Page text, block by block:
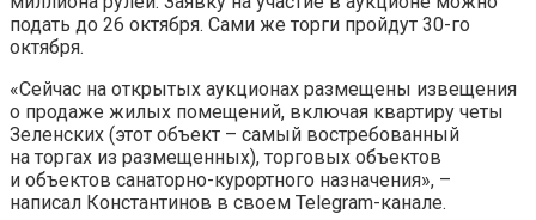
подать до 26 октября. Сами же торги пройдут 30-го
октября.
«Сейчас на открытых аукционах размещены извещения
о продаже жилых помещений, включая квартиру четы
Зеленских (этот объект – самый востребованный
на торгах из размещенных), торговых объектов
и объектов санаторно-курортного назначения», –
написал Константинов в своем Telegram-канале.